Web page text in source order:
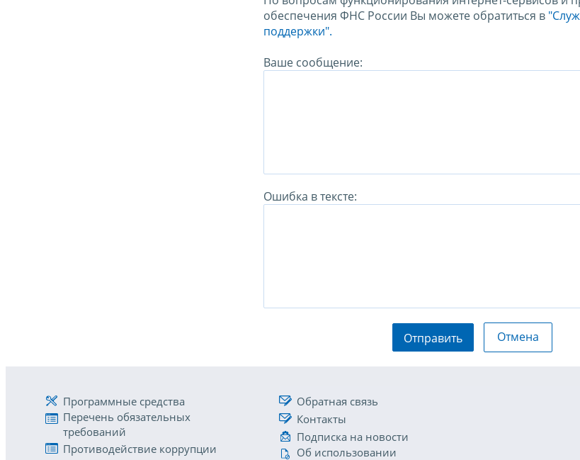
обеспечения ФНС России Вы можете обратиться в
поддержки".
Ваше сообщение:
Ошибка в тексте:
Отправить Отмена
Программные средства
Перечень обязательных
требований
Противодействие коррупции
Обратная связь
Контакты
Подписка на новости
Об использовании